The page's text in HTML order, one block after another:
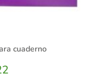
cuaderno